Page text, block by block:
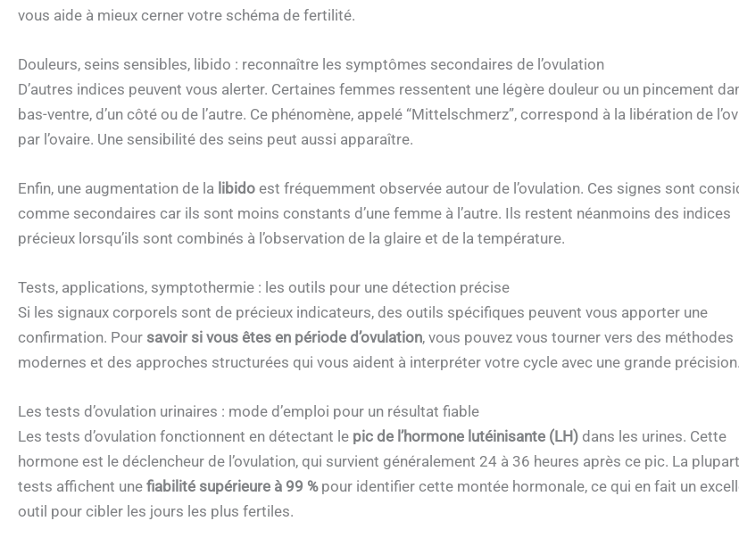
vous aide à mieux cerner votre schéma de fertilité.
Douleurs, seins sensibles, libido : reconnaître les symptômes secondaires de l’ovulation
D’autres indices peuvent vous alerter. Certaines femmes ressentent une légère douleur ou un pincement
bas-ventre, d’un côté ou de l’autre. Ce phénomène, appelé “Mittelschmerz”, correspond à la libération de
par l’ovaire. Une sensibilité des seins peut aussi apparaître.
Enfin, une augmentation de la libido est fréquemment observée autour de l’ovulation. Ces signes sont
comme secondaires car ils sont moins constants d’une femme à l’autre. Ils restent néanmoins des indices
précieux lorsqu’ils sont combinés à l’observation de la glaire et de la température.
Tests, applications, symptothermie : les outils pour une détection précise
Si les signaux corporels sont de précieux indicateurs, des outils spécifiques peuvent vous apporter une
confirmation. Pour savoir si vous êtes en période d’ovulation, vous pouvez vous tourner vers des méthodes
modernes et des approches structurées qui vous aident à interpréter votre cycle avec une grande précision.
Les tests d’ovulation urinaires : mode d’emploi pour un résultat fiable
Les tests d’ovulation fonctionnent en détectant le pic de l’hormone lutéinisante (LH) dans les urines. Cette
hormone est le déclencheur de l’ovulation, qui survient généralement 24 à 36 heures après ce pic. La
tests affichent une fiabilité supérieure à 99 %pour identifier cette montée hormonale, ce qui en fait un
outil pour cibler les jours les plus fertiles.